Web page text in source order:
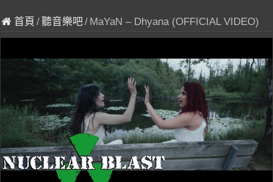
首頁 /聽音樂吧/ MaYaN – Dhyana (OFFICIAL VIDEO)